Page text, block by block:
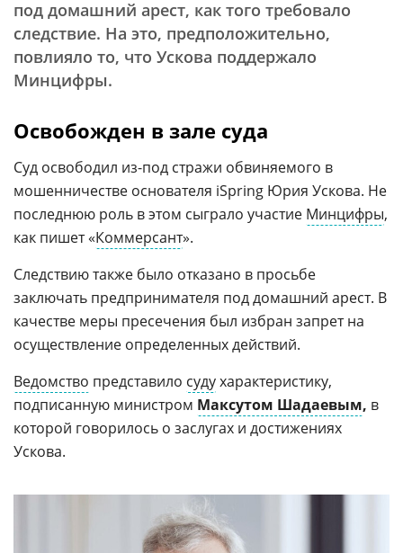
под домашний арест, как того требовало
следствие. На это, предположительно,
повлияло то, что Ускова поддержало
Минцифры.
Освобожден в зале суда
Суд освободил из-под стражи обвиняемого в
мошенничестве основателя iSpring Юрия Ускова. Не
последнюю роль в этом сыграло участие Минцифры,
как пишет «Коммерсант».
Следствию также было отказано в просьбе
заключать предпринимателя под домашний арест. В
качестве меры пресечения был избран запрет на
осуществление определенных действий.
Ведомство представило судухарактеристику,
подписанную министром Максутом Шадаевым, в
которой говорилось о заслугах и достижениях
Ускова.